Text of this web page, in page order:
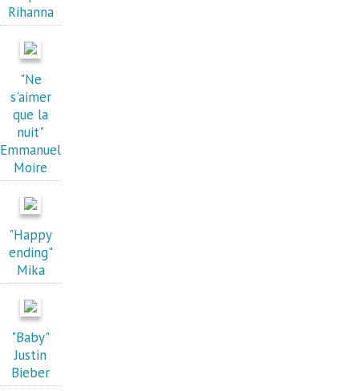
Rihanna
"Ne
s'aimer
que la
nuit"
Emmanuel
Moire
"Happy
ending"
Mika
"Baby"
Justin
Bieber